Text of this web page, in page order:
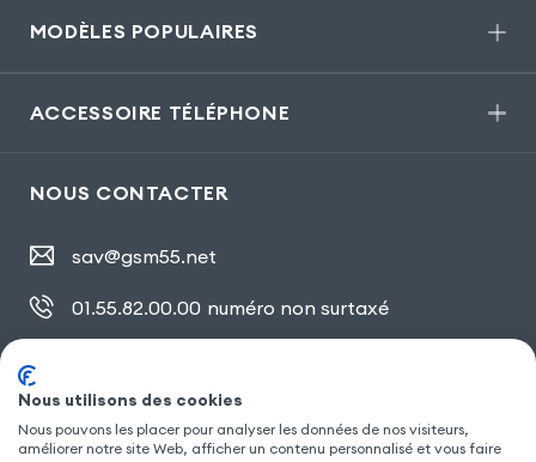
MODÈLES POPULAIRES
ACCESSOIRE TÉLÉPHONE
NOUS CONTACTER
sav@gsm55.net
01.55.82.00.00 numéro non surtaxé
SUIVEZ NOUS
Nous utilisons des cookies
Nous pouvons les placer pour analyser les données de nos visiteurs,
améliorer notre site Web, afficher un contenu personnalisé et vous faire